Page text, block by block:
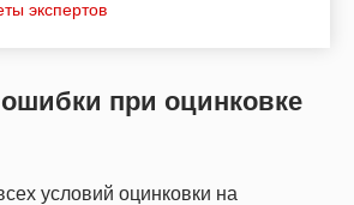
экспертов
при оцинковке
условий оцинковки на